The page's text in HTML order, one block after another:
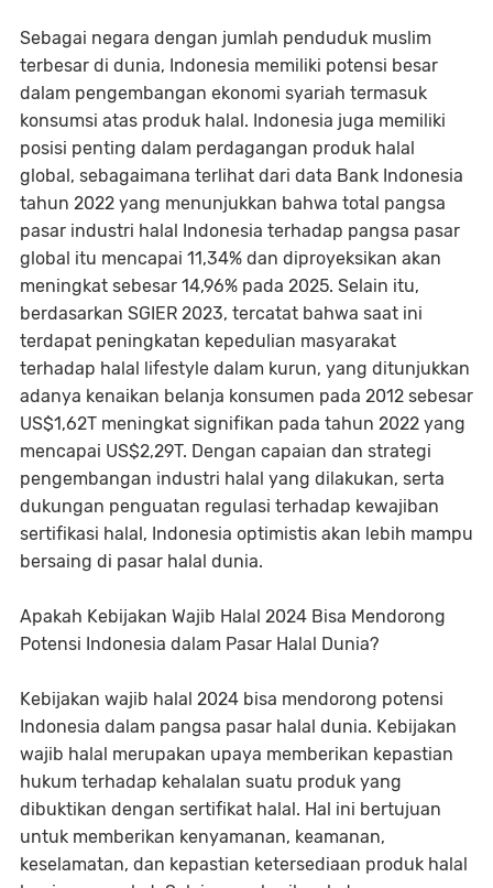
Sebagai negara dengan jumlah penduduk muslim
terbesar di dunia, Indonesia memiliki potensi besar
dalam pengembangan ekonomi syariah termasuk
konsumsi atas produk halal. Indonesia juga memiliki
posisi penting dalam perdagangan produk halal
global, sebagaimana terlihat dari data Bank Indonesia
tahun 2022 yang menunjukkan bahwa total pangsa
pasar industri halal Indonesia terhadap pangsa pasar
global itu mencapai 11,34% dan diproyeksikan akan
meningkat sebesar 14,96% pada 2025. Selain itu,
berdasarkan SGIER 2023, tercatat bahwa saat ini
terdapat peningkatan kepedulian masyarakat
terhadap halal lifestyle dalam kurun, yang ditunjukkan
adanya kenaikan belanja konsumen pada 2012 sebesar
US$1,62T meningkat signifikan pada tahun 2022 yang
mencapai US$2,29T. Dengan capaian dan strategi
pengembangan industri halal yang dilakukan, serta
dukungan penguatan regulasi terhadap kewajiban
sertifikasi halal, Indonesia optimistis akan lebih mampu
bersaing di pasar halal dunia.
Apakah Kebijakan Wajib Halal 2024 Bisa Mendorong
Potensi Indonesia dalam Pasar Halal Dunia?
Kebijakan wajib halal 2024 bisa mendorong potensi
Indonesia dalam pangsa pasar halal dunia. Kebijakan
wajib halal merupakan upaya memberikan kepastian
hukum terhadap kehalalan suatu produk yang
dibuktikan dengan sertifikat halal. Hal ini bertujuan
untuk memberikan kenyamanan, keamanan,
keselamatan, dan kepastian ketersediaan produk halal